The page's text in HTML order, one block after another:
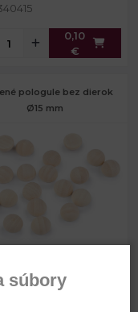
0,10
€
pologule bez dierok
Ø15 mm
8 mm
súbory